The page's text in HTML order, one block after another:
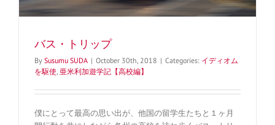
バス・トリップ
By Susumu SUDA | October 30th, 2018 | Categories: イディオム
を駆使, 亜米利加遊学記【高校編】
僕にとって最高の思い出が、他国の留学生たちと１ヶ月